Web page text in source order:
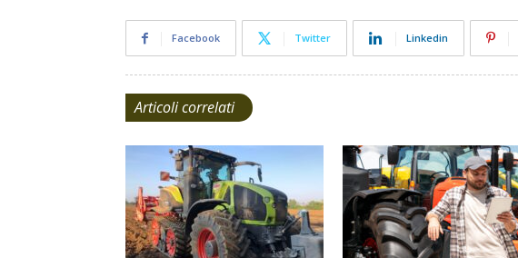
Facebook Twitter Linkedin
Articoli correlati